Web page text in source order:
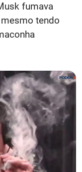
fumava
tendo